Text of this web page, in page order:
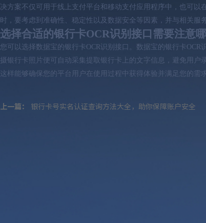
决方案不仅可用于线上支付平台和移动支付应用程序中，也可
时，要考虑到准确性、稳定性以及数据安全等因素，并与相关服
选择合适的银行卡OCR识别接口需要注意
您可以选择数据宝的银行卡OCR识别接口。数据宝的银行卡
摄银行卡照片便可自动采集提取银行卡上的文字信息，避免用户
这样能够确保您的平台用户在使用过程中获得体验并满足您的需求
上一篇： 银行卡号实名认证查询方法大全，助你保障账户安全